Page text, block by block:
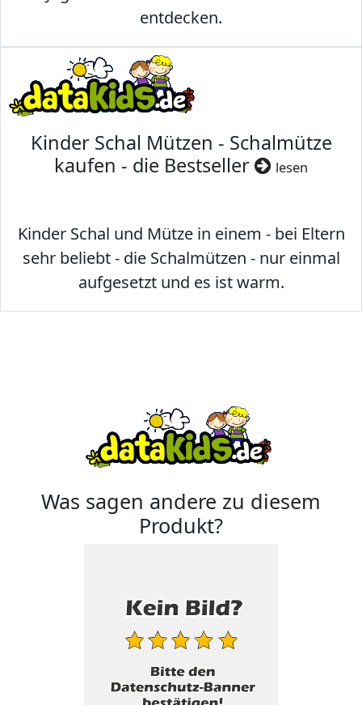
entdecken.
Kinder Schal Mützen - Schalmütze
kaufen - die Bestseller
lesen
Kinder Schal und Mütze in einem - bei Eltern
sehr beliebt - die Schalmützen - nur einmal
aufgesetzt und es ist warm.
Was sagen andere zu diesem
Produkt?